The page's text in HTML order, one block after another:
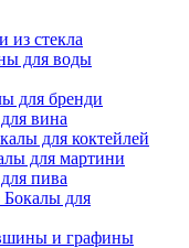
из стекла
для воды
для бренди
вина
для коктейлей
для мартини
пива
Бокалы для
и графины